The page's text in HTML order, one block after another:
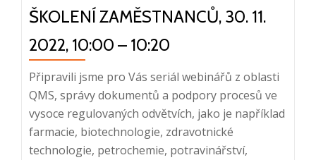
ŠKOLENÍ ZAMĚSTNANCŮ, 30. 11.
2022, 10:00 – 10:20
Připravili jsme pro Vás seriál webinářů z oblasti
QMS, správy dokumentů a podpory procesů ve
vysoce regulovaných odvětvích, jako je například
farmacie, biotechnologie, zdravotnické
technologie, petrochemie, potravinářství,